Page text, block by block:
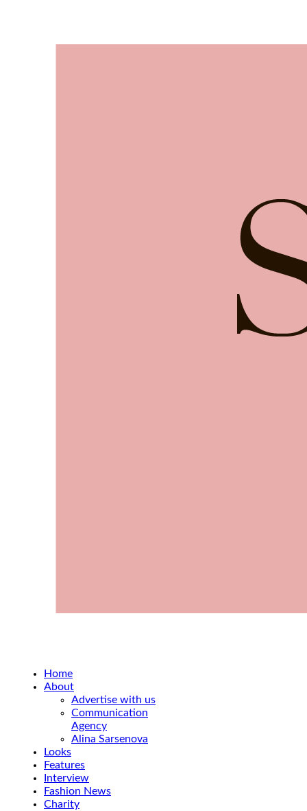
Home
About
Advertise with us
Communication
Agency
Alina Sarsenova
Looks
Features
Interview
Fashion News
Charity